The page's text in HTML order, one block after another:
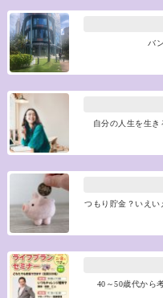
バ
自分の人生を生
つもり貯金？いえい
40～50歳代から